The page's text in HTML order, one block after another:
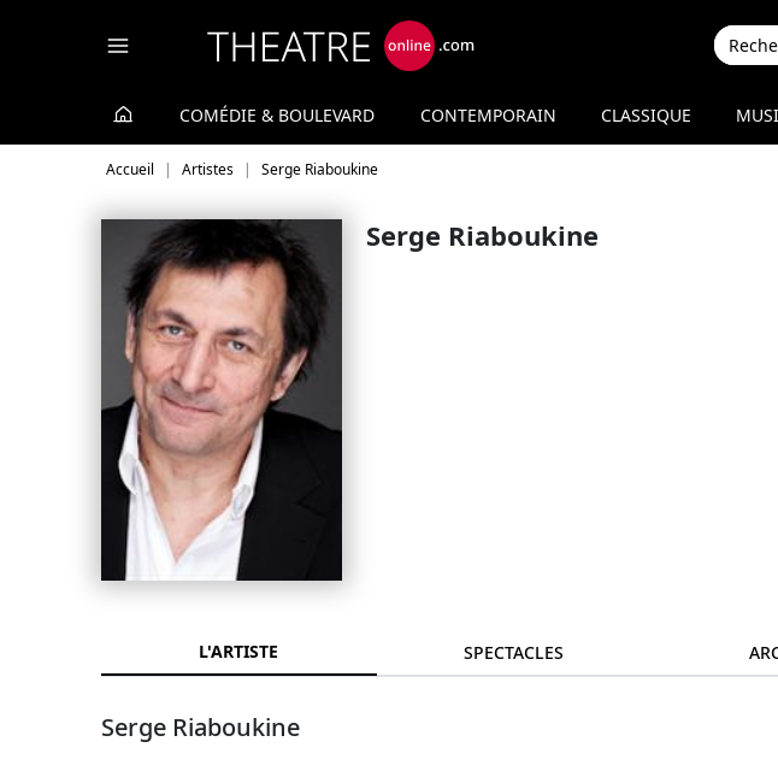
COMÉDIE & BOULEVARD CONTEMPORAIN CLASSIQUE
Accueil Artistes Serge Riaboukine
Serge Riaboukine
L'ARTISTE SPECTACLES
Serge Riaboukine